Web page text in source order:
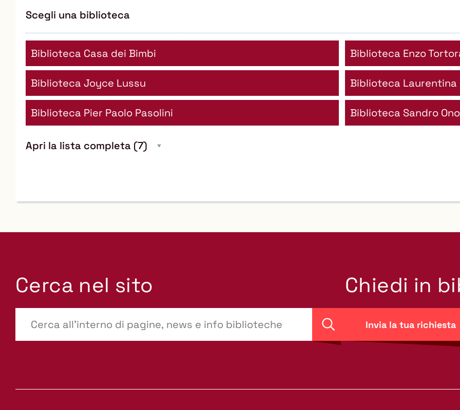
Scegli una biblioteca
Biblioteca Casa dei Bimbi Biblioteca Enzo
Biblioteca Joyce Lussu Biblioteca Laurentina
Biblioteca Pier Paolo Pasolini Biblioteca Sandro
Apri la lista completa (7)
Cerca nel sito
site-
Cerca
Chiedi in
Invia la tua richiesta